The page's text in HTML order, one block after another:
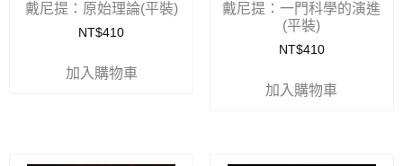
戴尼提：原始理論(平裝)
NT$410
加入購物車
戴尼提：一門科學的演進
(平裝)
NT$410
加入購物車